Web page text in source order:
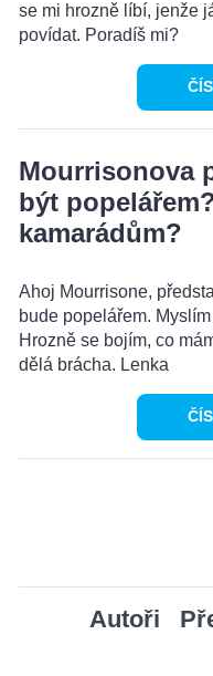
se mi hrozně líbí, jenže
povídat. Poradíš mi?
Mourrisonova
být
kamarádům?
Ahoj Mourrisone,
bude popelářem.
Hrozně se bojím, co
dělá brácha. Lenka
Autoři